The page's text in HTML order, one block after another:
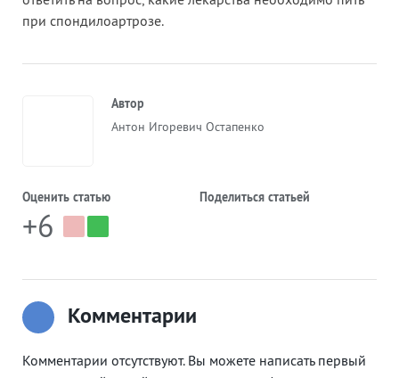
при спондилоартрозе.
Автор
Антон Игоревич Остапенко
Оценить статью
+6
Поделиться статьей
Комментарии
Комментарии отсутствуют. Вы можете написать первый